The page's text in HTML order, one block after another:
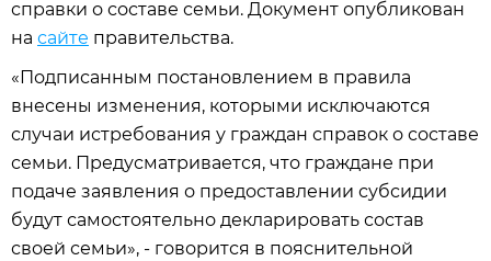
справки о составе семьи. Документ опубликован
на сайте правительства.
«Подписанным постановлением в правила
внесены изменения, которыми исключаются
случаи истребования у граждан справок о составе
семьи. Предусматривается, что граждане при
подаче заявления о предоставлении субсидии
будут самостоятельно декларировать состав
своей семьи», - говорится в пояснительной